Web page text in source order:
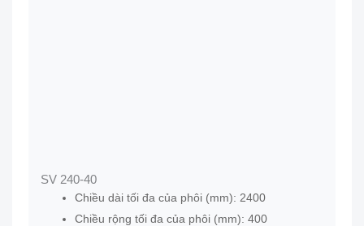
SV 240-40
Chiều dài tối đa của phôi (mm): 2400
Chiều rộng tối đa của phôi (mm): 400